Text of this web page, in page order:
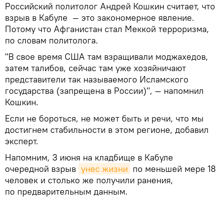
Российский политолог Андрей Кошкин считает, что
взрыв в Кабуле — это закономерное явление.
Потому что Афганистан стал Меккой терроризма,
по словам политолога.
"В свое время США там взращивали моджахедов,
затем талибов, сейчас там уже хозяйничают
представители так называемого Исламского
государства (запрещена в России)", — напомнил
Кошкин.
Если не бороться, не может быть и речи, что мы
достигнем стабильности в этом регионе, добавил
эксперт.
Напомним, 3 июня на кладбище в Кабуле
очередной взрыв унес жизни по меньшей мере 18
человек и столько же получили ранения,
по предварительным данным.